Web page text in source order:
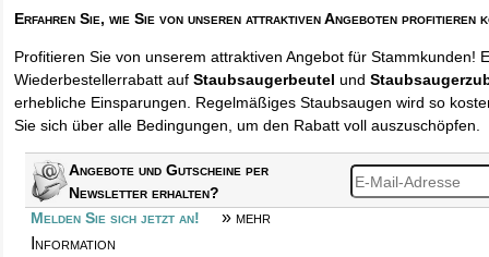
Erfahren Sie, wie Sie von unseren attraktiven Angeboten profitieren
Profitieren Sie von unserem attraktiven Angebot für Stammkunden!
Wiederbestellerrabatt aufStaubsaugerbeutel und
erhebliche Einsparungen. Regelmäßiges Staubsaugen wird so
Sie sich über alle Bedingungen, um den Rabatt voll auszuschöpfen.
Angebote und Gutscheine per
Newsletter erhalten?
Melden Sie sich jetzt an!
» mehr
Information